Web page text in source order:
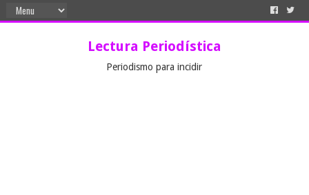
Lectura Periodística
Periodismo para incidir